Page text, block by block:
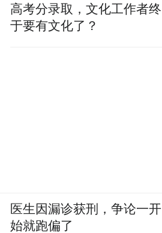
高考分录取，文化工作者终
于要有文化了？
医生因漏诊获刑，争论一开
始就跑偏了